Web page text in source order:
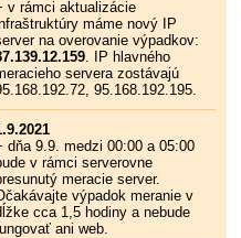
v rámci aktualizácie
máme nový IP
na overovanie výpadkov:
. IP hlavného
servera zostávajú
95.168.192.195.
dňa 9.9. medzi 00:00 a 05:00
v rámci serverovne
meracie server.
výpadok meranie v
cca 1,5 hodiny a nebude
ani web.